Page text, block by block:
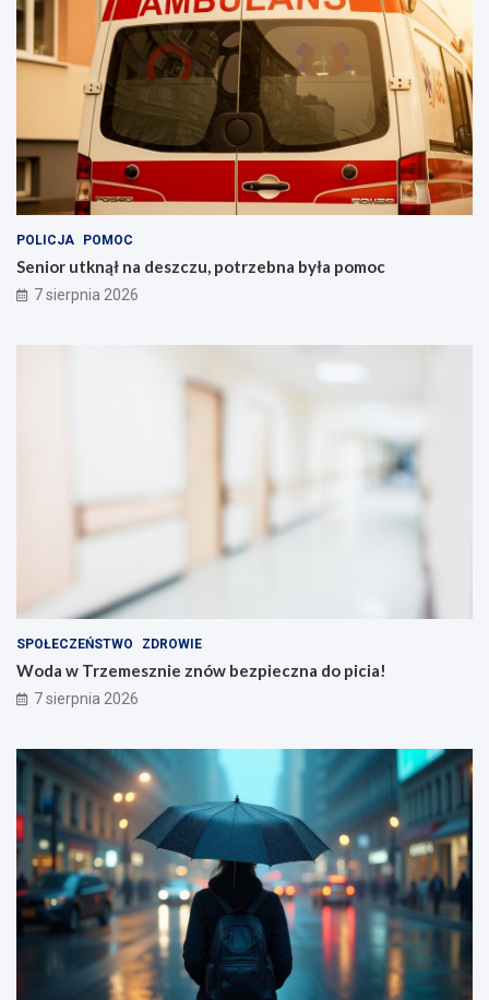
POLICJA POMOC
Senior utknął na deszczu, potrzebna była pomoc
7 sierpnia 2026
SPOŁECZEŃSTWO ZDROWIE
Woda w Trzemesznie znów bezpieczna do picia!
7 sierpnia 2026